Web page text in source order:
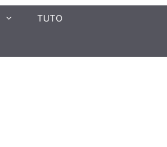
TUTO